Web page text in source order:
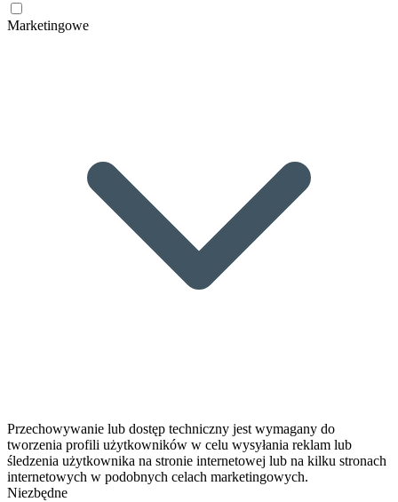
Marketingowe
Przechowywanie lub dostęp techniczny jest wymagany do
tworzenia profili użytkowników w celu wysyłania reklam lub
śledzenia użytkownika na stronie internetowej lub na kilku stronach
internetowych w podobnych celach marketingowych.
Niezbędne